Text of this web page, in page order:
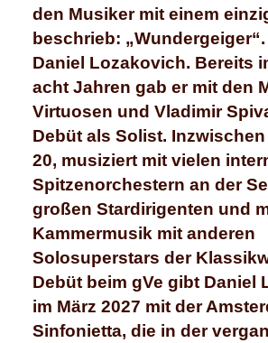
den Musiker mit einem
beschrieb:
Daniel Lozakovich. Bereits
acht Jahren gab er mit den
Virtuosen und Vladimir
Debüt als Solist.
20, musiziert mit vielen
Spitzenorchestern an der
großen Stardirigenten und
Kammermusik mit anderen
Solosuperstars der
Debüt beim gVe gibt Daniel
im März 2027 mit der
Sinfonietta, die in der